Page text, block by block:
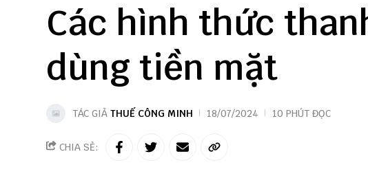
Các hình thức
dùng tiền mặt
TÁC GIẢ THUẾ CÔNG MINH 18/07/2024 10 PHÚT ĐỌC
CHIA SẺ: